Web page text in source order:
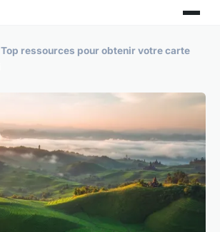
Top ressources pour obtenir votre carte